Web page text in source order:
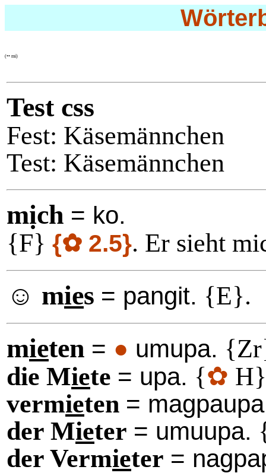
(•• mi)
Test css
Fest: Käsemännchen
Test: Käsemännchen
mịch = ko.
{F} {✿ 2.5}. Er sieht
☺ mies = pangit. {E}.
mieten = ● umupa.
die Miete = upa. {✿
vermieten =
der Mieter = umuupa.
der Vermieter =